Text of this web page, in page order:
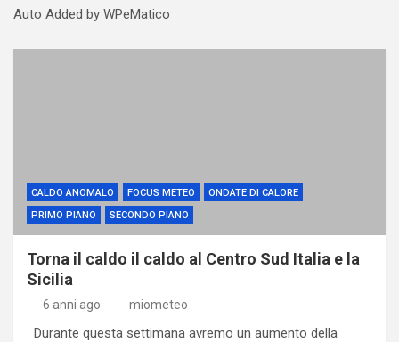
Auto Added by WPeMatico
CALDO ANOMALO FOCUS METEO
ONDATE DI CALORE
PRIMO PIANO
SECONDO PIANO
Torna il caldo il caldo al Centro Sud Italia e la
Sicilia
6 anni ago miometeo
Durante questa settimana avremo un aumento della